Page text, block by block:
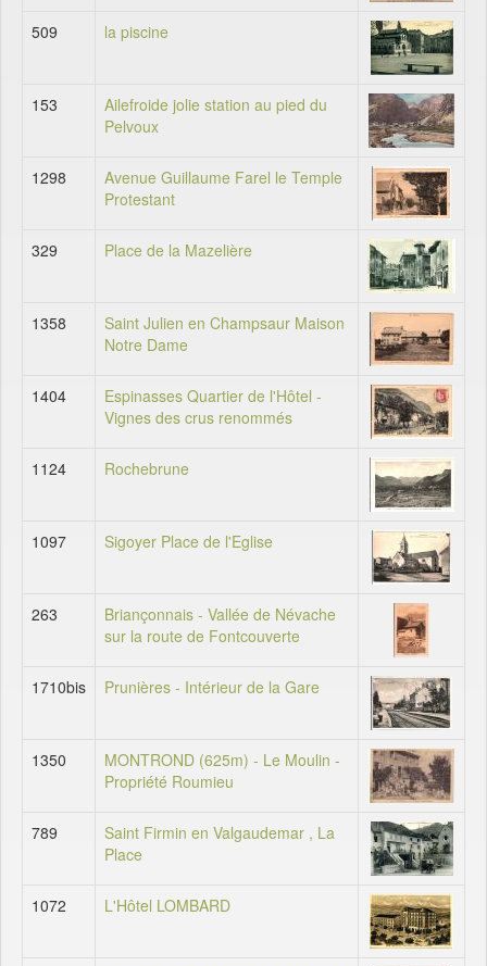
509 la piscine
153
Ailefroide jolie station au pied du
Pelvoux
1298
Avenue Guillaume Farel le Temple
Protestant
329 Place de la Mazelière
1358
Saint Julien en Champsaur Maison
Notre Dame
1404
Espinasses Quartier de l'Hôtel -
Vignes des crus renommés
1124 Rochebrune
1097 Sigoyer Place de l'Eglise
263
Briançonnais - Vallée de Névache
sur la route de Fontcouverte
1710bis Prunières - Intérieur de la Gare
1350
MONTROND (625m) - Le Moulin -
Propriété Roumieu
789
Saint Firmin en Valgaudemar , La
Place
1072 L'Hôtel LOMBARD